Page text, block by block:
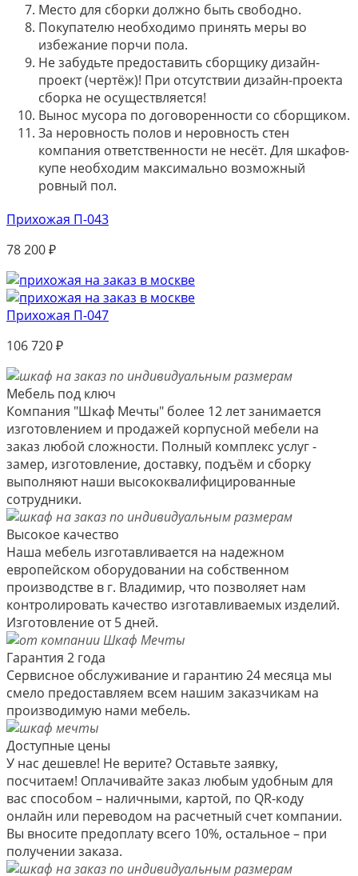
Место для сборки должно быть свободно.
Покупателю необходимо принять меры во
избежание порчи пола.
Не забудьте предоставить сборщику дизайн-
проект (чертёж)! При отсутствии дизайн-проекта
сборка не осуществляется!
Вынос мусора по договоренности со сборщиком.
За неровность полов и неровность стен
компания ответственности не несёт. Для шкафов-
купе необходим максимально возможный
ровный пол.
Прихожая П-043
78 200₽
Прихожая П-047
106 720₽
Мебель под ключ
Компания "Шкаф Мечты" более 12 лет занимается
изготовлением и продажей корпусной мебели на
заказ любой сложности. Полный комплекс услуг -
замер, изготовление, доставку, подъём и сборку
выполняют наши высококвалифицированные
сотрудники.
Высокое качество
Наша мебель изготавливается на надежном
европейском оборудовании на собственном
производстве в г. Владимир, что позволяет нам
контролировать качество изготавливаемых изделий.
Изготовление от 5 дней.
Гарантия 2 года
Сервисное обслуживание и гарантию 24 месяца мы
смело предоставляем всем нашим заказчикам на
производимую нами мебель.
Доступные цены
У нас дешевле! Не верите? Оставьте заявку,
посчитаем! Оплачивайте заказ любым удобным для
вас способом – наличными, картой, по QR-коду
онлайн или переводом на расчетный счет компании.
Вы вносите предоплату всего 10%, остальное – при
получении заказа.